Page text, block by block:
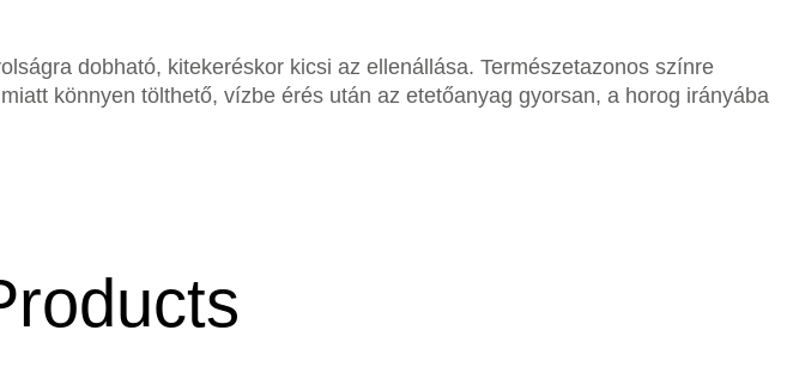
dobható, kitekeréskor kicsi az ellenállása. Természetazonos színre
könnyen tölthető, vízbe érés után az etetőanyag gyorsan, a horog irányába